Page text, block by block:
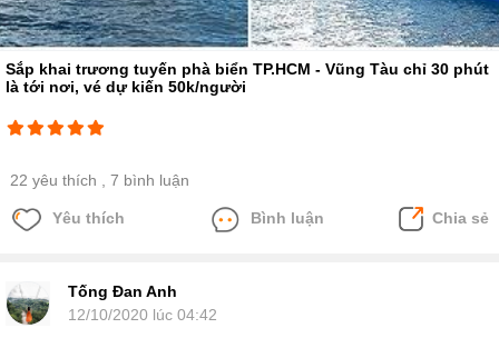
Sắp khai trương tuyến phà biển TP.HCM - Vũng Tàu chỉ 30 phút
là tới nơi, vé dự kiến 50k/người
22 yêu thích , 7 bình luận
Yêu thích Bình luận Chia sẻ
Tống Đan Anh
12/10/2020 lúc 04:42